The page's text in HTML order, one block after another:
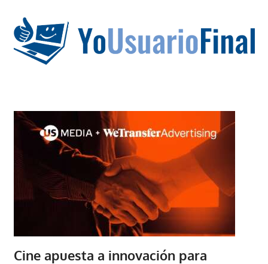
contenido
chino
Cine apuesta a innovación para